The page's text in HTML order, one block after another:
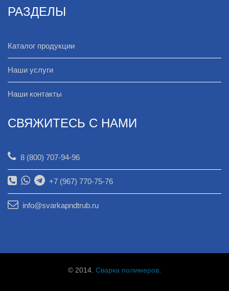
РАЗДЕЛЫ
Каталог продукции
Наши услуги
Наши контакты
СВЯЖИТЕСЬ С НАМИ
8 (800) 707-94-96
+7 (967) 770-75-76
info@svarkapndtrub.ru
© 2014. Сварка полимеров